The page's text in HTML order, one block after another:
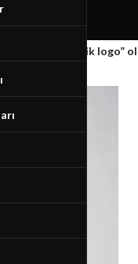
“Özel Güvenlik logo”